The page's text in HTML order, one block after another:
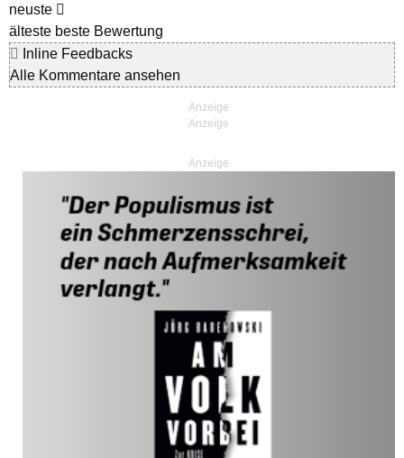
neuste
älteste beste Bewertung
Inline Feedbacks
Alle Kommentare ansehen
Anzeige